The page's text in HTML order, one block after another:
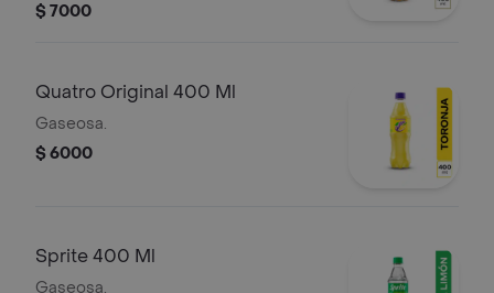
$ 7000
Quatro Original 400 Ml
Gaseosa.
$ 6000
Sprite 400 Ml
Gaseosa.